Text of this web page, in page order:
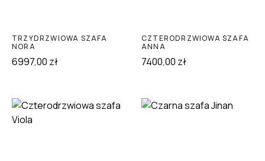
TRZYDRZWIOWA SZAFA
NORA
6997,00 zł
CZTERODRZWIOWA SZAFA
ANNA
7400,00 zł